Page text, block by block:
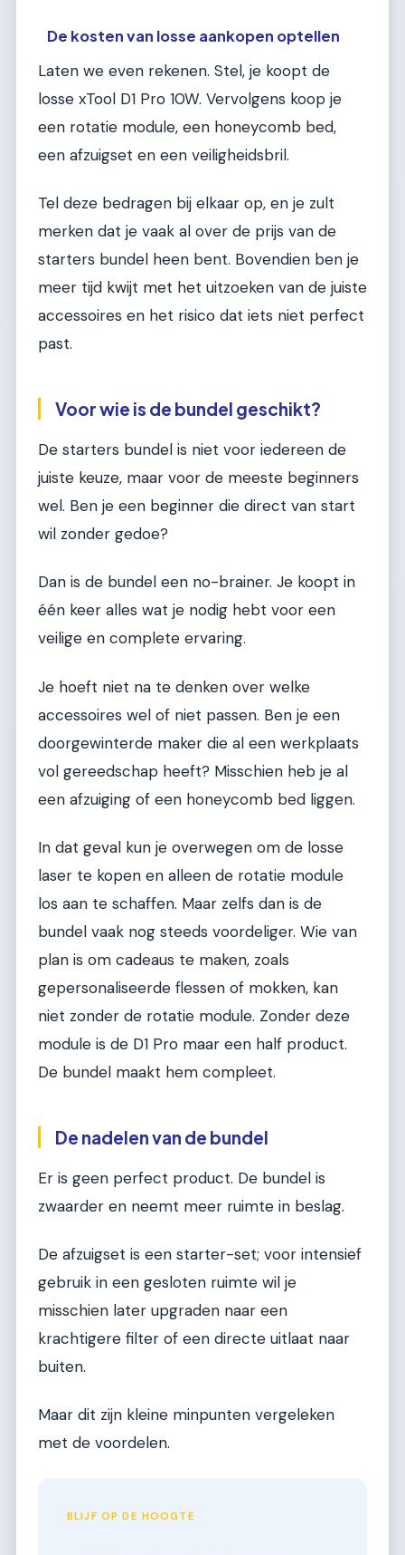
De kosten van losse aankopen optellen
Laten we even rekenen. Stel, je koopt de
losse xTool D1 Pro 10W. Vervolgens koop je
een rotatie module, een honeycomb bed,
een afzuigset en een veiligheidsbril.
Tel deze bedragen bij elkaar op, en je zult
merken dat je vaak al over de prijs van de
starters bundel heen bent. Bovendien ben je
meer tijd kwijt met het uitzoeken van de juiste
accessoires en het risico dat iets niet perfect
past.
Voor wie is de bundel geschikt?
De starters bundel is niet voor iedereen de
juiste keuze, maar voor de meeste beginners
wel. Ben je een beginner die direct van start
wil zonder gedoe?
Dan is de bundel een no-brainer. Je koopt in
één keer alles wat je nodig hebt voor een
veilige en complete ervaring.
Je hoeft niet na te denken over welke
accessoires wel of niet passen. Ben je een
doorgewinterde maker die al een werkplaats
vol gereedschap heeft? Misschien heb je al
een afzuiging of een honeycomb bed liggen.
In dat geval kun je overwegen om de losse
laser te kopen en alleen de rotatie module
los aan te schaffen. Maar zelfs dan is de
bundel vaak nog steeds voordeliger. Wie van
plan is om cadeaus te maken, zoals
gepersonaliseerde flessen of mokken, kan
niet zonder de rotatie module. Zonder deze
module is de D1 Pro maar een half product.
De bundel maakt hem compleet.
De nadelen van de bundel
Er is geen perfect product. De bundel is
zwaarder en neemt meer ruimte in beslag.
De afzuigset is een starter-set; voor intensief
gebruik in een gesloten ruimte wil je
misschien later upgraden naar een
krachtigere filter of een directe uitlaat naar
buiten.
Maar dit zijn kleine minpunten vergeleken
met de voordelen.
BLIJF OP DE HOOGTE